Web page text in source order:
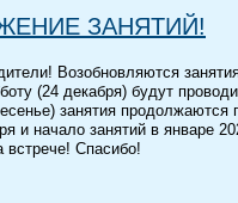
ЗАНЯТИЙ!
Возобновляются
(24 декабря) будут
занятия
и начало занятий в январе
Спасибо!